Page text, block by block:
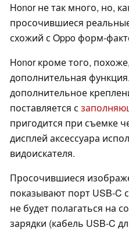
Honor не так много, но,
просочившиеся
схожий с Oppo форм-
Honor кроме того,
дополнительная
дополнительное
поставляется с
пригодится при съемке
дисплей аксессуара
видоискателя.
Просочившиеся
показывают порт USB-C
не будет полагаться на
зарядки (кабель USB-C